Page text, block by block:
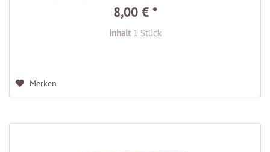
8,00 € *
Inhalt 1 Stück
Merken